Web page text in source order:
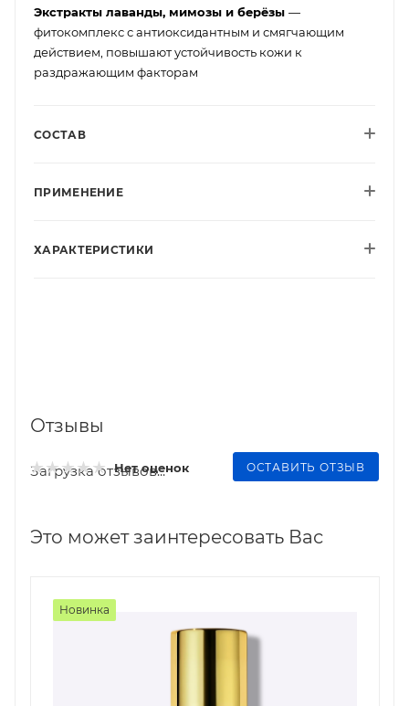
Экстракты лаванды, мимозы и берёзы —
фитокомплекс с антиоксидантным и смягчающим
действием, повышают устойчивость кожи к
раздражающим факторам
СОСТАВ
ПРИМЕНЕНИЕ
ХАРАКТЕРИСТИКИ
Отзывы
Нет оценок ОСТАВИТЬ ОТЗЫВ
Загрузка отзывов...
Это может заинтересовать Вас
Новинка